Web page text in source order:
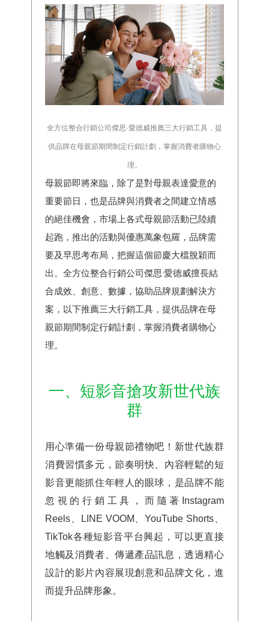
全方位整合行銷公司傑思·愛德威推薦三大行銷工具，提
供品牌在母親節期間制定行銷計劃，掌握消費者購物心
理。
母親節即將來臨，除了是對母親表達愛意的
重要節日，也是品牌與消費者之間建立情感
的絕佳機會，市場上各式母親節活動已陸續
起跑，推出的活動與優惠萬象包羅，品牌需
要及早思考布局，把握這個節慶大檔脫穎而
出。全方位整合行銷公司傑思·愛德威擅長結
合成效、創意、數據，協助品牌規劃解決方
案，以下推薦三大行銷工具，提供品牌在母
親節期間制定行銷計劃，掌握消費者購物心
理。
一、短影音搶攻新世代族
群
用心準備一份母親節禮物吧！新世代族群
消費習慣多元，節奏明快、內容輕鬆的短
影音更能抓住年輕人的眼球，是品牌不能
忽視的行銷工具，而隨著Instagram
Reels、LINE VOOM、YouTube Shorts、
TikTok各種短影音平台興起，可以更直接
地觸及消費者、傳遞產品訊息，透過精心
設計的影片內容展現創意和品牌文化，進
而提升品牌形象。